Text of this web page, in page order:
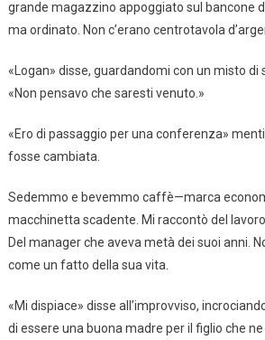
grande magazzino appoggiato sul bancone
ma ordinato. Non c’erano centrotavola
«Logan» disse, guardandomi con un misto di
«Non pensavo che saresti venuto.»
«Ero di passaggio per una conferenza»
fosse cambiata.
Sedemmo e bevemmo caffè—marca
macchinetta scadente. Mi raccontò del
Del manager che aveva metà dei suoi anni.
come un fatto della sua vita.
«Mi dispiace» disse all’improvviso,
di essere una buona madre per il figlio che